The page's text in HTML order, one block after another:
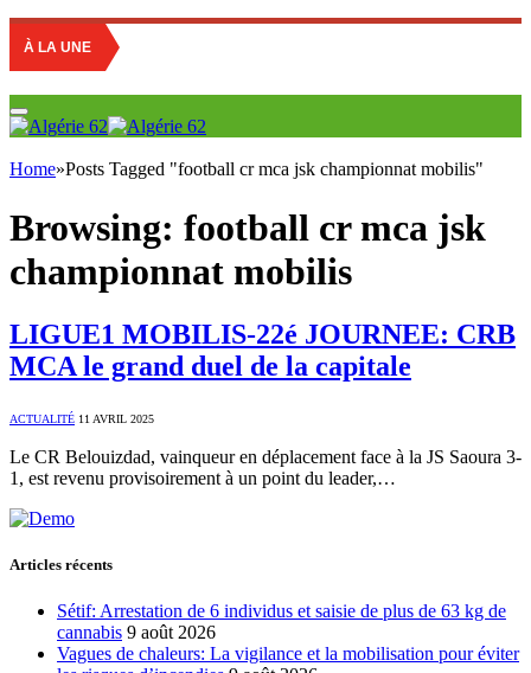
À LA UNE
Home»Posts Tagged "football cr mca jsk championnat mobilis"
Browsing: football cr mca jsk
championnat mobilis
LIGUE1 MOBILIS-22é JOURNEE: CRB
MCA le grand duel de la capitale
ACTUALITÉ 11 AVRIL 2025
Le CR Belouizdad, vainqueur en déplacement face à la JS Saoura 3-
1, est revenu provisoirement à un point du leader,…
Articles récents
Sétif: Arrestation de 6 individus et saisie de plus de 63 kg de
cannabis 9 août 2026
Vagues de chaleurs: La vigilance et la mobilisation pour éviter